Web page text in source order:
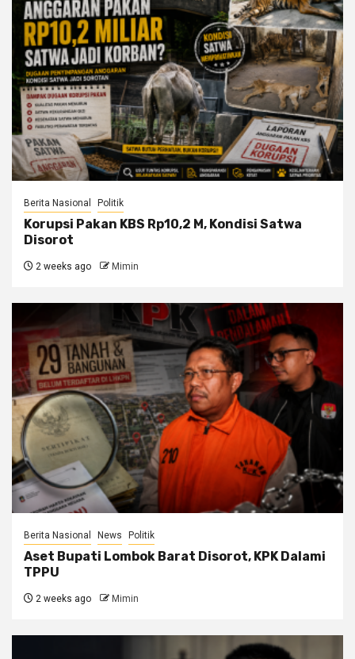
Berita Nasional Politik
Korupsi Pakan KBS Rp10,2 M, Kondisi Satwa
Disorot
2 weeks ago Mimin
Berita Nasional News Politik
Aset Bupati Lombok Barat Disorot, KPK Dalami
TPPU
2 weeks ago Mimin